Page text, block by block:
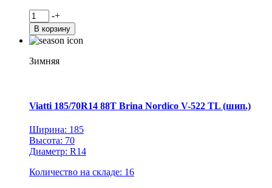
Количество
товара
Viatti
215/55R17
94T
522
TL
-+
В корзину
Зимняя
Viatti 185/70R14 88T Brina Nordico V-522 TL (шип.)
Ширина: 185
Высота: 70
Диаметр: R14
Количество на складе: 16